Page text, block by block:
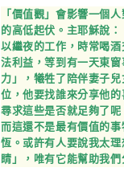
「價值觀」會影響一個
的高低起伏。主耶穌說
以繼夜的工作，時常喝
法利益，等到有一天東
力」，犧牲了陪伴妻子
位，他要找誰來分享他
尋求這些是否就足夠了
而這還不是最有價值的
恆。或許有人要說我太
睛」，唯有它能幫助我們